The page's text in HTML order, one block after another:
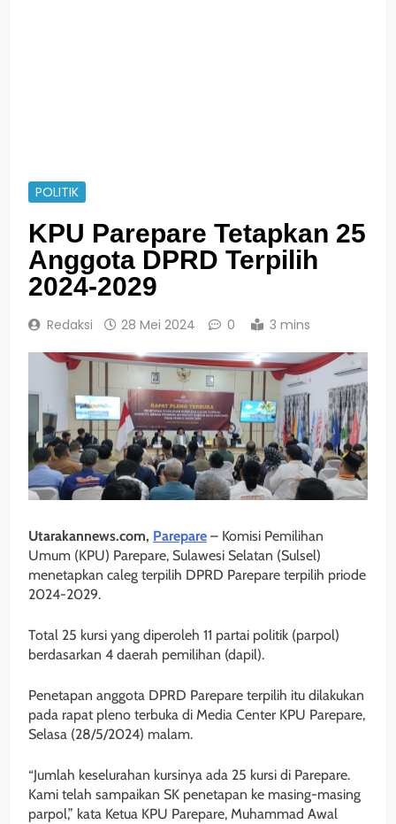
POLITIK
KPU Parepare Tetapkan 25
Anggota DPRD Terpilih
2024-2029
Redaksi 28 Mei 2024 0 3 mins
Utarakannews.com, Parepare – Komisi Pemilihan
Umum (KPU) Parepare, Sulawesi Selatan (Sulsel)
menetapkan caleg terpilih DPRD Parepare terpilih priode
2024-2029.
Total 25 kursi yang diperoleh 11 partai politik (parpol)
berdasarkan 4 daerah pemilihan (dapil).
Penetapan anggota DPRD Parepare terpilih itu dilakukan
pada rapat pleno terbuka di Media Center KPU Parepare,
Selasa (28/5/2024) malam.
“Jumlah keselurahan kursinya ada 25 kursi di Parepare.
Kami telah sampaikan SK penetapan ke masing-masing
parpol,” kata Ketua KPU Parepare, Muhammad Awal